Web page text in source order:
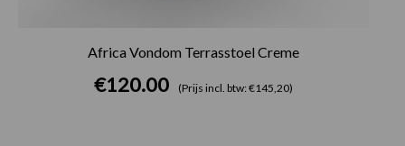
Africa Vondom Terrasstoel Creme
€120.00 (Prijs incl. btw: €145,20)